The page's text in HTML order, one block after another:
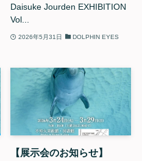
Daisuke Jourden EXHIBITION
Vol...
2026年5月31日 DOLPHIN EYES
【展示会のお知らせ】